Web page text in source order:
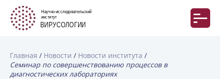
Главная Новости
Новости института
Семинар по совершенствованию процессов в
диагностических лабораториях